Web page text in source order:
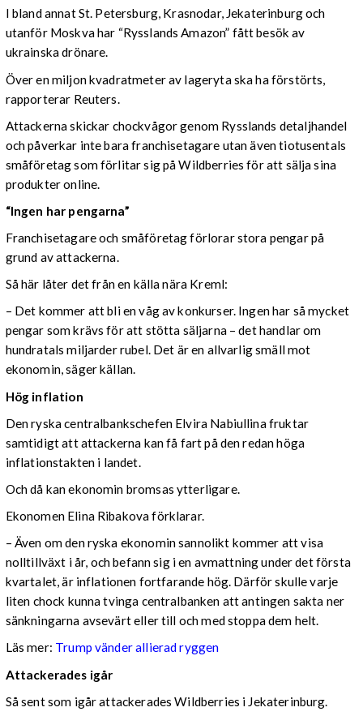
I bland annat St. Petersburg, Krasnodar, Jekaterinburg och
utanför Moskva har “Rysslands Amazon” fått besök av
ukrainska drönare.
Över en miljon kvadratmeter av lageryta ska ha förstörts,
rapporterar Reuters.
Attackerna skickar chockvågor genom Rysslands detaljhandel
och påverkar inte bara franchisetagare utan även tiotusentals
småföretag som förlitar sig på Wildberries för att sälja sina
produkter online.
“Ingen har pengarna”
Franchisetagare och småföretag förlorar stora pengar på
grund av attackerna.
Så här låter det från en källa nära Kreml:
– Det kommer att bli en våg av konkurser. Ingen har så mycket
pengar som krävs för att stötta säljarna – det handlar om
hundratals miljarder rubel. Det är en allvarlig smäll mot
ekonomin, säger källan.
Hög inflation
Den ryska centralbankschefen Elvira Nabiullina fruktar
samtidigt att attackerna kan få fart på den redan höga
inflationstakten i landet.
Och då kan ekonomin bromsas ytterligare.
Ekonomen Elina Ribakova förklarar.
– Även om den ryska ekonomin sannolikt kommer att visa
nolltillväxt i år, och befann sig i en avmattning under det första
kvartalet, är inflationen fortfarande hög. Därför skulle varje
liten chock kunna tvinga centralbanken att antingen sakta ner
sänkningarna avsevärt eller till och med stoppa dem helt.
Läs mer: Trump vänder allierad ryggen
Attackerades igår
Så sent som igår attackerades Wildberries i Jekaterinburg.